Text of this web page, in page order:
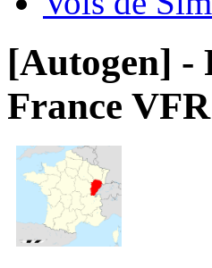
[Autogen] -
France VFR